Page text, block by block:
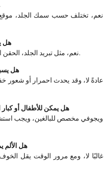
نعم، تختلف حسب سمك الجلد،
3.
نعم، مثل تبريد الجلد، الحقن البطيء، والاسترخاء الكامل أثناء الحقن.
4. هل
عادةً لا، وقد يحدث احمرار أو
5. هل يمكن للأطفال أو
ويجوفي مخصص للبالغين، ويجب
6. هل
غالبًا لا، ومع مرور الوقت يقل